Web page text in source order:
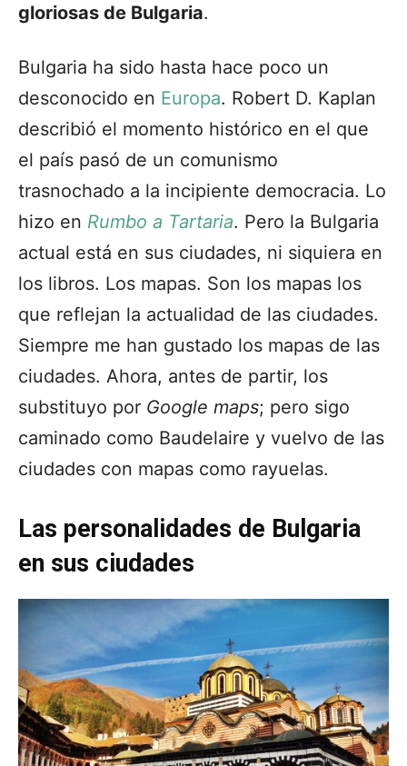
gloriosas de Bulgaria.
Bulgaria ha sido hasta hace poco un
desconocido en Europa. Robert D. Kaplan
describió el momento histórico en el que
el país pasó de un comunismo
trasnochado a la incipiente democracia. Lo
hizo en Rumbo a Tartaria. Pero la Bulgaria
actual está en sus ciudades, ni siquiera en
los libros. Los mapas. Son los mapas los
que reflejan la actualidad de las ciudades.
Siempre me han gustado los mapas de las
ciudades. Ahora, antes de partir, los
substituyo por Google maps; pero sigo
caminado como Baudelaire y vuelvo de las
ciudades con mapas como rayuelas.
Las personalidades de Bulgaria
en sus ciudades